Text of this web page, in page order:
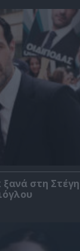
στη